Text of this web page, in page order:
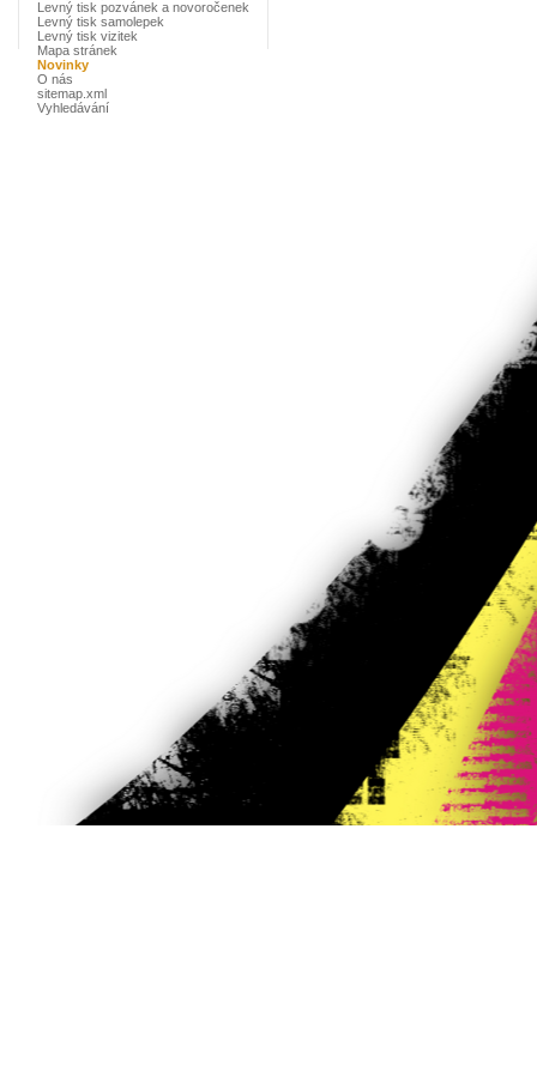
Levný tisk pozvánek a novoročenek
Levný tisk samolepek
Levný tisk vizitek
Mapa stránek
Novinky
O nás
sitemap.xml
Vyhledávání